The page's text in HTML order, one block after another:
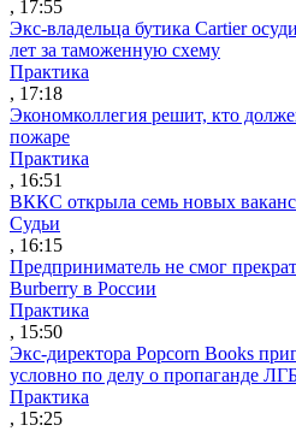
, 17:55
Экс-владельца бутика Cartier
лет за таможенную схему
Практика
, 17:18
Экономколлегия решит, кто
пожаре
Практика
, 16:51
ВККС открыла семь новых
Судьи
, 16:15
Предприниматель не смог
Burberry в России
Практика
, 15:50
Экс-директора Popcorn Books
условно по делу о пропаганде
Практика
, 15:25